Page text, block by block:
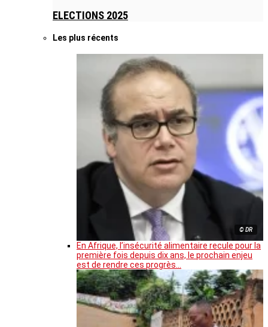
ELECTIONS 2025
Les plus récents
© DR
En Afrique, l’insécurité alimentaire recule pour la
première fois depuis dix ans, le prochain enjeu
est de rendre ces progrès…